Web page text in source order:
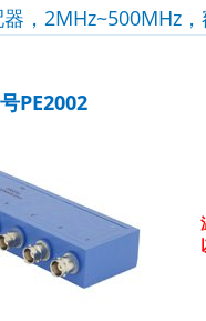
，2MHz~500MHz
PE2002